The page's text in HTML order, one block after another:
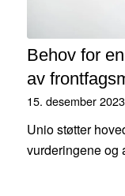
Behov for
av
15. desember 2023
Unio støtter
vurderingene